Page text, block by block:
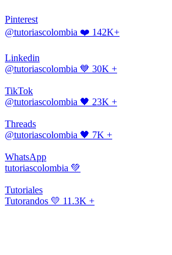
Pinterest
@tutoriascolombia ❤️ 142K+
Linkedin
@tutoriascolombia 💙 30K +
TikTok
@tutoriascolombia 🖤 23K +
Threads
@tutoriascolombia 🖤 7K +
WhatsApp
tutoriascolombia 💚
Tutoriales
Tutorandos 💛 11.3K +